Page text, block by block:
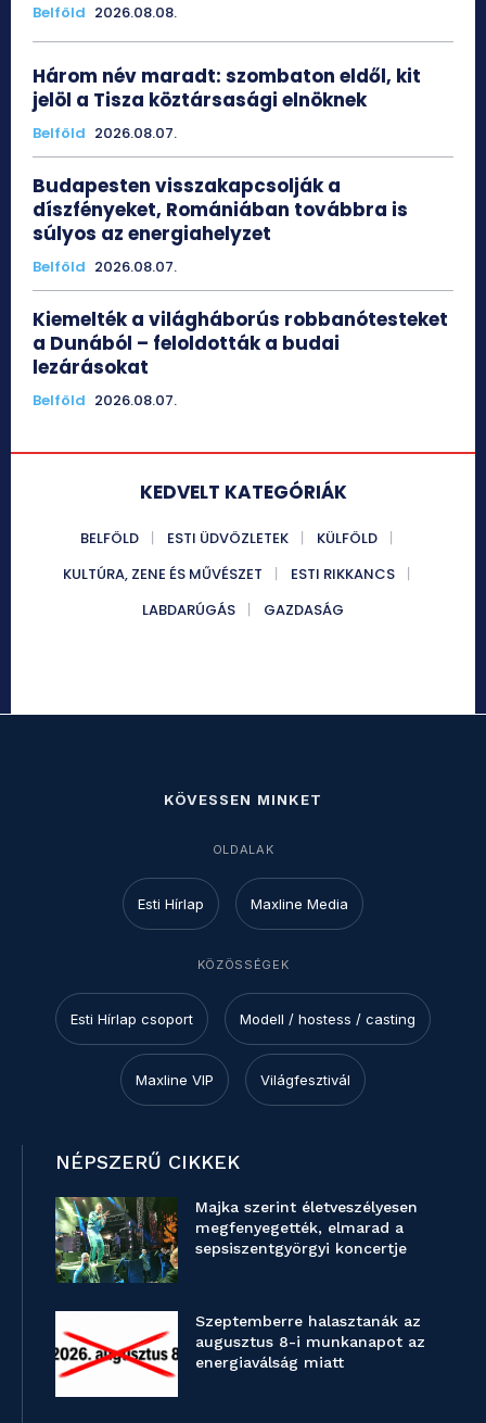
Belföld 2026.08.08.
Három név maradt: szombaton eldől, kit
jelöl a Tisza köztársasági elnöknek
Belföld 2026.08.07.
Budapesten visszakapcsolják a
díszfényeket, Romániában továbbra is
súlyos az energiahelyzet
Belföld 2026.08.07.
Kiemelték a világháborús robbanótesteket
a Dunából – feloldották a budai
lezárásokat
Belföld 2026.08.07.
KEDVELT KATEGÓRIÁK
BELFÖLD ESTI ÜDVÖZLETEK
KÜLFÖLD
KULTÚRA, ZENE ÉS MŰVÉSZET
ESTI RIKKANCS
LABDARÚGÁS
GAZDASÁG
KÖVESSEN MINKET
OLDALAK
Esti Hírlap Maxline Media
KÖZÖSSÉGEK
Esti Hírlap csoport Modell / hostess / casting
Maxline VIP Világfesztivál
NÉPSZERŰ CIKKEK
Majka szerint életveszélyesen
megfenyegették, elmarad a
sepsiszentgyörgyi koncertje
Szeptemberre halasztanák az
augusztus 8-i munkanapot az
energiaválság miatt